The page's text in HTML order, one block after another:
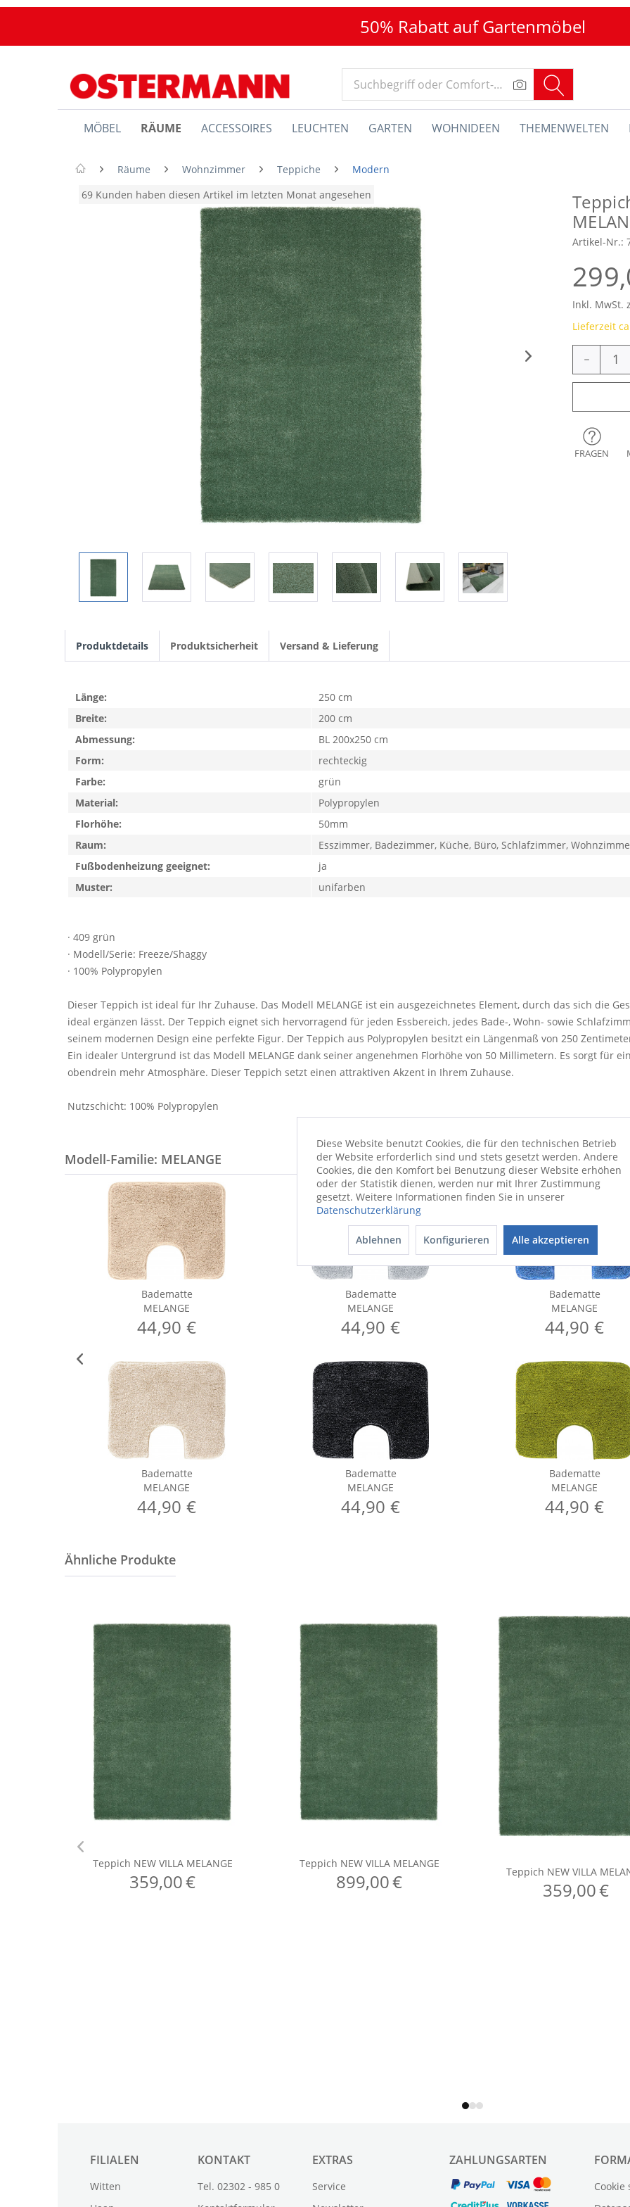
50% Rabatt auf Gartenmöbel
MÖBEL RÄUME ACCESSOIRES LEUCHTEN GARTEN WOHNIDEEN THEMENWELTEN
Räume Wohnzimmer Teppiche
Modern
69 Kunden haben diesen Artikel im letzten Monat angesehen
Artikel-Nr.:
Inkl. MwSt.
Lieferzeit
-
FRAGEN
Produktdetails Produktsicherheit Versand & Lieferung
· 409 grün
· Modell/Serie: Freeze/Shaggy
· 100% Polypropylen
Dieser Teppich ist ideal für Ihr Zuhause. Das Modell MELANGE ist ein ausgezeichnetes Element, durch das sich die
ideal ergänzen lässt. Der Teppich eignet sich hervorragend für jeden Essbereich, jedes Bade-, Wohn- sowie
seinem modernen Design eine perfekte Figur. Der Teppich aus Polypropylen besitzt ein Längenmaß von 250
Ein idealer Untergrund ist das Modell MELANGE dank seiner angenehmen Florhöhe von 50 Millimetern. Es sorgt für
obendrein mehr Atmosphäre. Dieser Teppich setzt einen attraktiven Akzent in Ihrem Zuhause.
Nutzschicht: 100% Polypropylen
Länge:
250 cm
Breite:
200 cm
Abmessung:
BL 200x250 cm
Form:
rechteckig
Farbe:
grün
Material:
Polypropylen
Florhöhe:
50mm
Raum:
Esszimmer, Badezimmer, Küche, Büro, Schlafzimmer,
Fußbodenheizung geeignet:
ja
Muster:
unifarben
Modell-Familie: MELANGE
Badematte
MELANGE
44,90 €
Badematte
MELANGE
44,90 €
Badematte
MELANGE
44,90 €
Badematte
MELANGE
44,90 €
Badematte
MELANGE
44,90 €
Badematte
MELANGE
44,90 €
FILIALEN
Witten
KONTAKT
Tel. 02302 - 985 0
EXTRAS
Service
ZAHLUNGSARTEN
Cookie
Diese Website benutzt Cookies, die für den technischen Betrieb
der Website erforderlich sind und stets gesetzt werden. Andere
Cookies, die den Komfort bei Benutzung dieser Website erhöhen
oder der Statistik dienen, werden nur mit Ihrer Zustimmung
gesetzt. Weitere Informationen finden Sie in unserer
Datenschutzerklärung
Ablehnen Konfigurieren Alle akzeptieren